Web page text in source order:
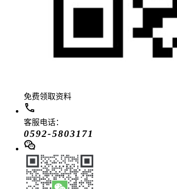
免费领取资料
客服电话：
0592-5803171